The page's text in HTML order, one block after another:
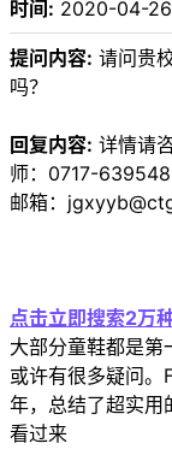
时间: 2020-04-26
提问内容: 请问贵
吗？
回复内容: 详情请
师：0717-
邮箱：
点击立即搜索2万
大部分童鞋都是第
或许有很多疑问
年，总结了超实用
看过来